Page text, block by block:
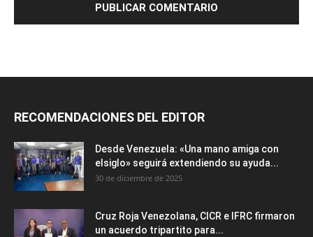
RECOMENDACIONES DEL EDITOR
Desde Venezuela: «Una mano amiga con
elsiglo» seguirá extendiendo su ayuda...
30 de diciembre de 2025
Cruz Roja Venezolana, CICR e IFRC firmaron
un acuerdo tripartito para...